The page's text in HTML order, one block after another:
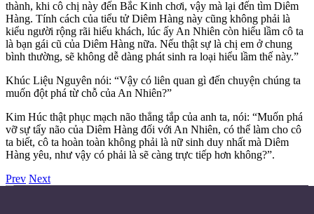
thành, khi cô chị này đến Bắc Kinh chơi, vậy mà lại đến tìm Diêm
Hàng. Tính cách của tiểu tử Diêm Hàng này cũng không phải là
kiểu người rộng rãi hiếu khách, lúc ấy An Nhiên còn hiểu lầm cô ta
là bạn gái cũ của Diêm Hàng nữa. Nếu thật sự là chị em ở chung
bình thường, sẽ không dễ dàng phát sinh ra loại hiểu lầm thế này.”
Khúc Liệu Nguyên nói: “Vậy có liên quan gì đến chuyện chúng ta
muốn đột phá từ chỗ của An Nhiên?”
Kim Húc thật phục mạch não thẳng tắp của anh ta, nói: “Muốn phá
vỡ sự tẩy não của Diêm Hàng đối với An Nhiên, có thể làm cho cô
ta biết, cô ta hoàn toàn không phải là nữ sinh duy nhất mà Diêm
Hàng yêu, như vậy có phải là sẽ càng trực tiếp hơn không?”.
Prev Next